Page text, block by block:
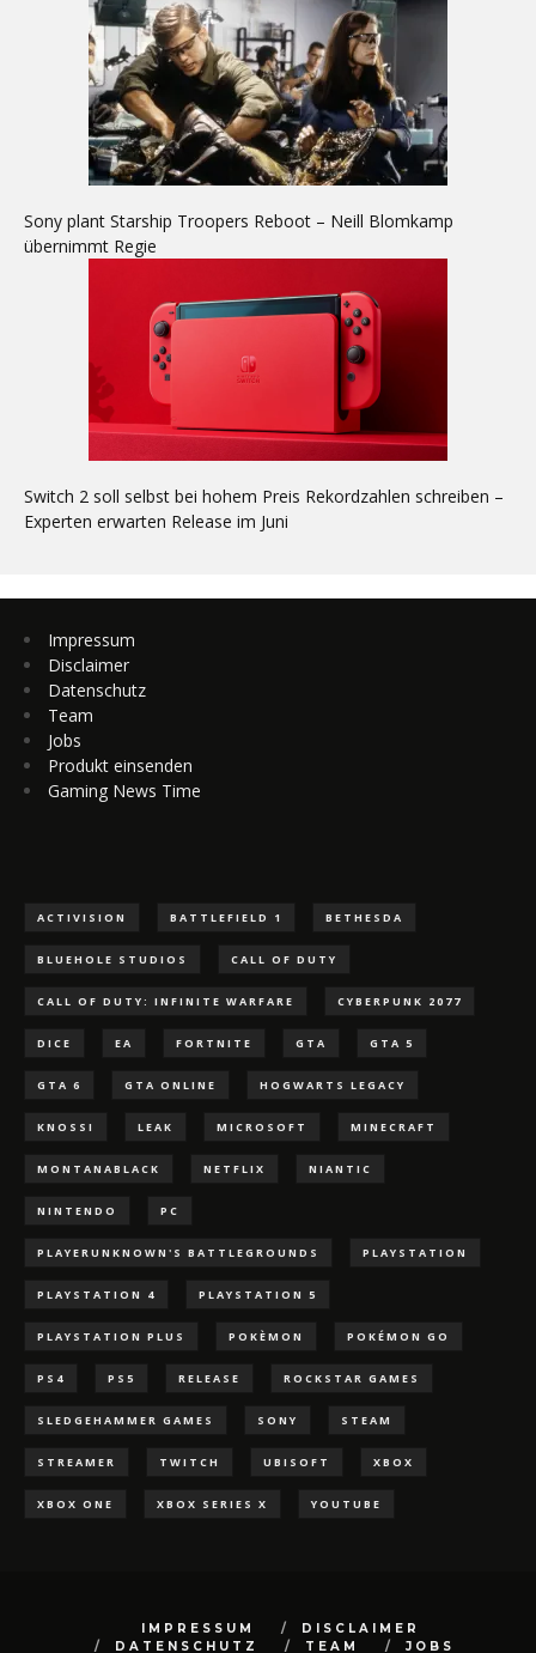
Sony plant Starship Troopers Reboot – Neill Blomkamp
übernimmt Regie
Switch 2 soll selbst bei hohem Preis Rekordzahlen schreiben –
Experten erwarten Release im Juni
Impressum
Disclaimer
Datenschutz
Team
Jobs
Produkt einsenden
Gaming News Time
ACTIVISION BATTLEFIELD 1 BETHESDA
BLUEHOLE STUDIOS CALL OF DUTY
CALL OF DUTY: INFINITE WARFARE CYBERPUNK 2077
DICE EA FORTNITE GTA GTA 5
GTA 6 GTA ONLINE HOGWARTS LEGACY
KNOSSI LEAK MICROSOFT MINECRAFT
MONTANABLACK NETFLIX NIANTIC
NINTENDO PC
PLAYERUNKNOWN'S BATTLEGROUNDS PLAYSTATION
PLAYSTATION 4 PLAYSTATION 5
PLAYSTATION PLUS POKÈMON POKÉMON GO
PS4 PS5 RELEASE ROCKSTAR GAMES
SLEDGEHAMMER GAMES SONY STEAM
STREAMER TWITCH UBISOFT XBOX
XBOX ONE XBOX SERIES X YOUTUBE
IMPRESSUM
DISCLAIMER
DATENSCHUTZ
TEAM JOBS